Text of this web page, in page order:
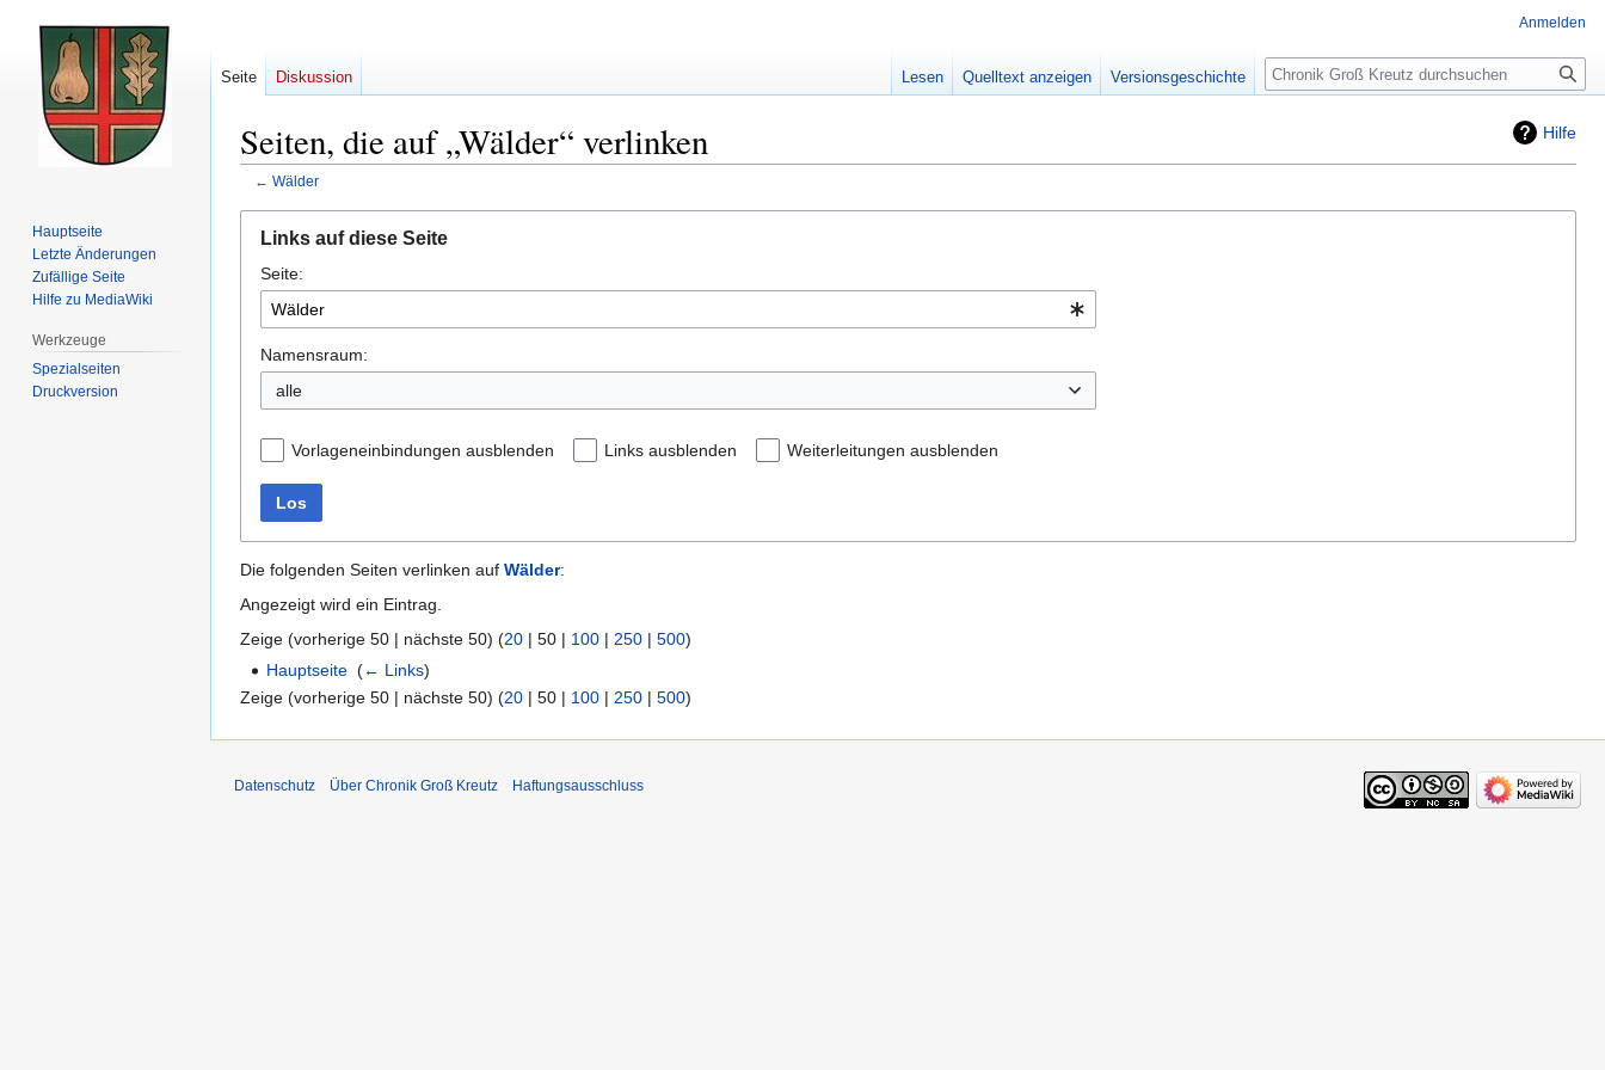
Hilfe
Seiten, die auf „Wälder“ verlinken
← Wälder
Navigation
springen
Suche
springen
Links auf diese Seite
Seite:
Namensraum:
alle
Vorlageneinbindungen ausblenden Links ausblenden Weiterleitungen ausblenden
Los
Die folgenden Seiten verlinken auf Wälder:
Angezeigt wird ein Eintrag.
Zeige (vorherige 50 | nächste 50) (20 | 50 | 100 | 250 | 500)
Hauptseite ‎(← Links)
Zeige (vorherige 50 | nächste 50) (20 | 50 | 100 | 250 | 500)
Anmelden
Seite Diskussion Lesen Quelltext anzeigen Versionsgeschichte Suche
Hauptseite
Letzte Änderungen
Zufällige Seite
Hilfe zu MediaWiki
Werkzeuge
Spezialseiten
Druckversion
Datenschutz Über Chronik Groß Kreutz Haftungsausschluss